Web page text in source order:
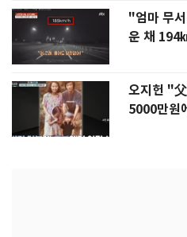
"엄마 무
운 채 194
오지헌 "
5000만원